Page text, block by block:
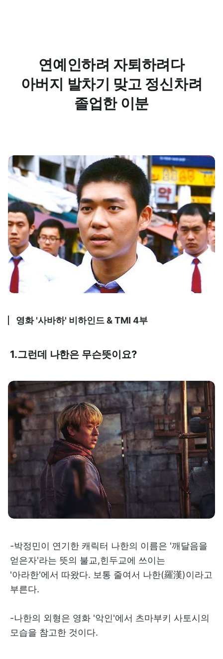
연예인하려 자퇴하려다
아버지 발차기 맞고 정신차려
졸업한 이분
영화 '사바하' 비하인드 & TMI 4부
1.그런데 나한은 무슨뜻이요?
-박정민이 연기한 캐릭터 나한의 이름은 '깨달음을
얻은자'라는 뜻의 불교,힌두교에 쓰이는
'아라한'에서 따왔다. 보통 줄여서 나한(羅漢)이라고
부른다.
-나한의 외형은 영화 '악인'에서 츠마부키 사토시의
모습을 참고한 것이다.